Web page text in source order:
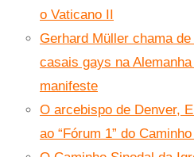
o Vaticano II
Gerhard Müller chama
casais gays na
manifeste
O arcebispo de Denver,
ao “Fórum 1” do